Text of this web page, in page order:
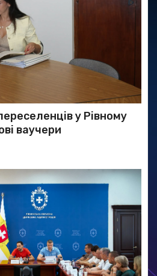
у Рівному
ваучери